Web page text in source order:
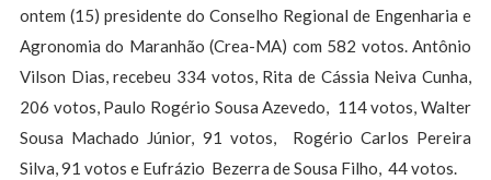
ontem (15) presidente do Conselho Regional de Engenharia e
Agronomia do Maranhão (Crea-MA) com 582 votos. Antônio
Vilson Dias, recebeu 334 votos, Rita de Cássia Neiva Cunha,
206 votos, Paulo Rogério Sousa Azevedo, 114 votos, Walter
Sousa Machado Júnior, 91 votos, Rogério Carlos Pereira
Silva, 91 votos e Eufrázio Bezerra de Sousa Filho, 44 votos.